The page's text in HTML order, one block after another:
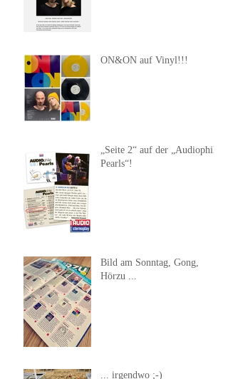
ON&ON auf Vinyl!!!
„Seite 2“ auf der „Audiophile
Pearls“!
Bild am Sonntag, Gong,
Hörzu ...
... irgendwo ;-)